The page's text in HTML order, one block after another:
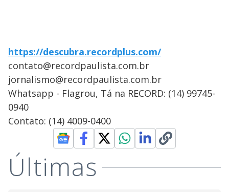
https://descubra.recordplus.com/
contato@recordpaulista.com.br
jornalismo@recordpaulista.com.br
Whatsapp - Flagrou, Tá na RECORD: (14) 99745-
0940
Contato: (14) 4009-0400
Últimas